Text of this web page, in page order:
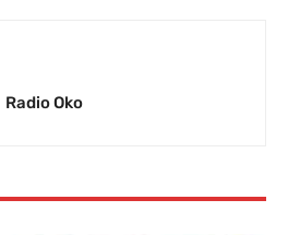
Radio Oko